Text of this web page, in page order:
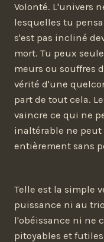
Volonté. L'univers
lesquelles tu
s'est pas incliné
mort. Tu peux
meurs ou souffres
vérité d'une
part de tout cela.
vaincre ce qui ne
inaltérable ne peut
entièrement sans
Telle est la simple
puissance ni au
l'obéissance ni ne
pitoyables et